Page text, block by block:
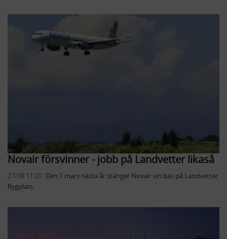
Novair försvinner - jobb på Landvetter likaså
27/08 11:20 ​Den 1 mars nästa år stänger Novair sin bas på Landvetter
flygplats.